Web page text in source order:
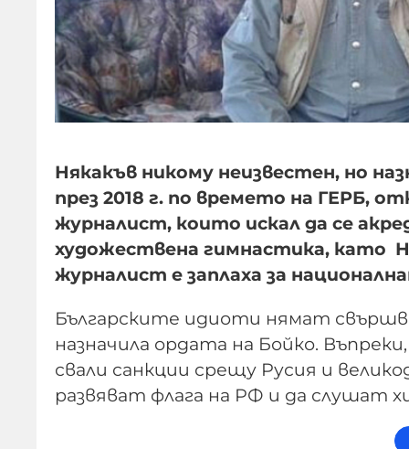
Някакъв никому неизвестен, но
през 2018 г. по времето на ГЕРБ,
журналист, които искал да се
художествена гимнастика, като
журналист е заплаха за
Българските идиоти нямат
назначила ордата на Бойко.
свали санкции срещу Русия и
развяват флага на РФ и да слушат